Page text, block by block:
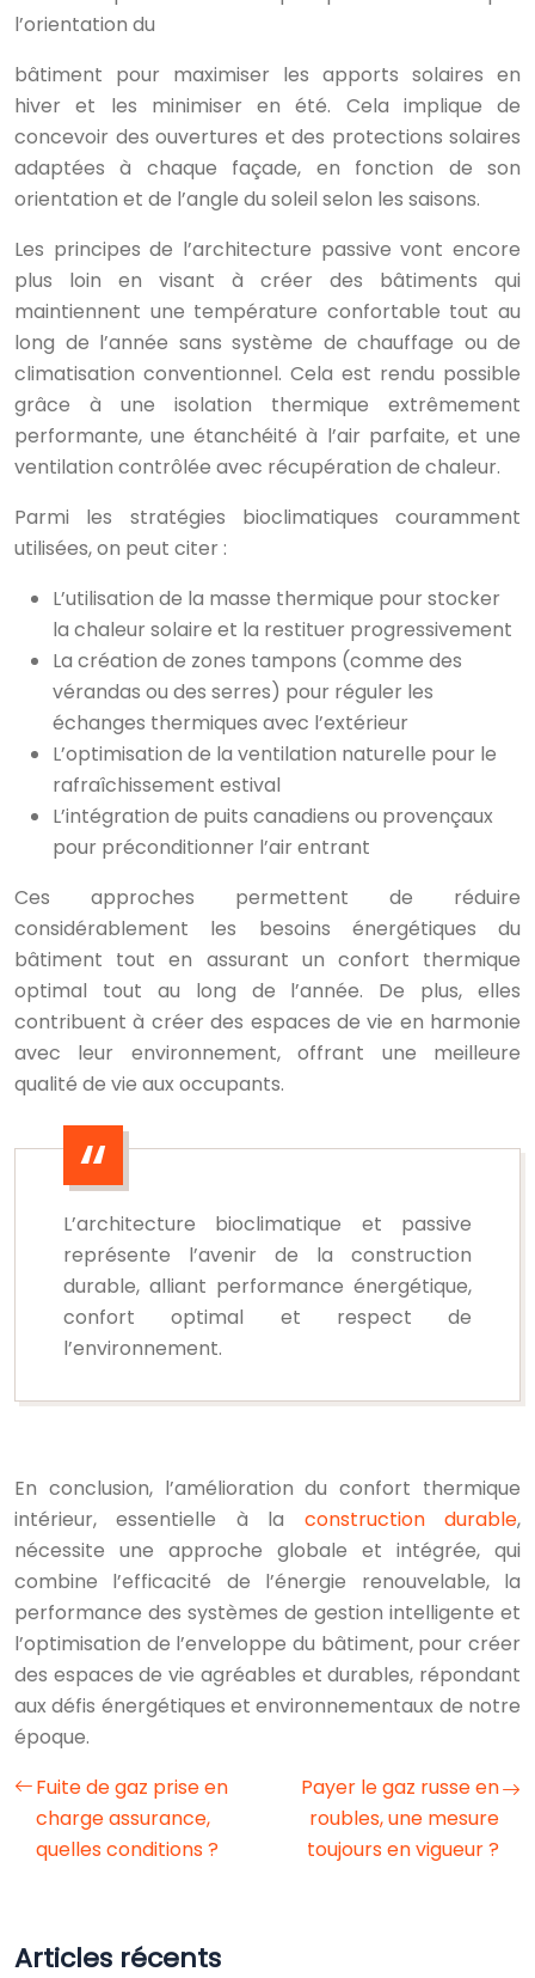
l’orientation du
bâtiment pour maximiser les apports solaires en
hiver et les minimiser en été. Cela implique de
concevoir des ouvertures et des protections solaires
adaptées à chaque façade, en fonction de son
orientation et de l’angle du soleil selon les saisons.
Les principes de l’architecture passive vont encore
plus loin en visant à créer des bâtiments qui
maintiennent une température confortable tout au
long de l’année sans système de chauffage ou de
climatisation conventionnel. Cela est rendu possible
grâce à une isolation thermique extrêmement
performante, une étanchéité à l’air parfaite, et une
ventilation contrôlée avec récupération de chaleur.
Parmi les stratégies bioclimatiques couramment
utilisées, on peut citer :
L’utilisation de la masse thermique pour stocker
la chaleur solaire et la restituer progressivement
La création de zones tampons (comme des
vérandas ou des serres) pour réguler les
échanges thermiques avec l’extérieur
L’optimisation de la ventilation naturelle pour le
rafraîchissement estival
L’intégration de puits canadiens ou provençaux
pour préconditionner l’air entrant
Ces approches permettent de réduire
considérablement les besoins énergétiques du
bâtiment tout en assurant un confort thermique
optimal tout au long de l’année. De plus, elles
contribuent à créer des espaces de vie en harmonie
avec leur environnement, offrant une meilleure
qualité de vie aux occupants.
L’architecture bioclimatique et passive
représente l’avenir de la construction
durable, alliant performance énergétique,
confort optimal et respect de
l’environnement.
En conclusion, l’amélioration du confort thermique
intérieur, essentielle à la construction durable,
nécessite une approche globale et intégrée, qui
combine l’efficacité de l’énergie renouvelable, la
performance des systèmes de gestion intelligente et
l’optimisation de l’enveloppe du bâtiment, pour créer
des espaces de vie agréables et durables, répondant
aux défis énergétiques et environnementaux de notre
époque.
Fuite de gaz prise en
charge assurance,
quelles conditions ?
Payer le gaz russe en
roubles, une mesure
toujours en vigueur ?
Articles récents